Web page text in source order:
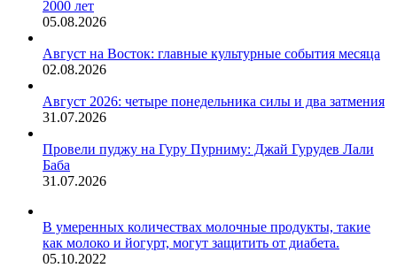
2000 лет
05.08.2026
Август на Восток: главные культурные события месяца
02.08.2026
Август 2026: четыре понедельника силы и два затмения
31.07.2026
Провели пуджу на Гуру Пурниму: Джай Гурудев Лали
Баба
31.07.2026
В умеренных количествах молочные продукты, такие
как молоко и йогурт, могут защитить от диабета.
05.10.2022